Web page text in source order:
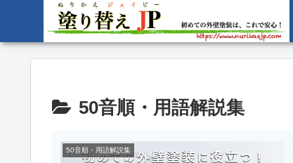
50音順・用語解説集
50音順・用語解説集